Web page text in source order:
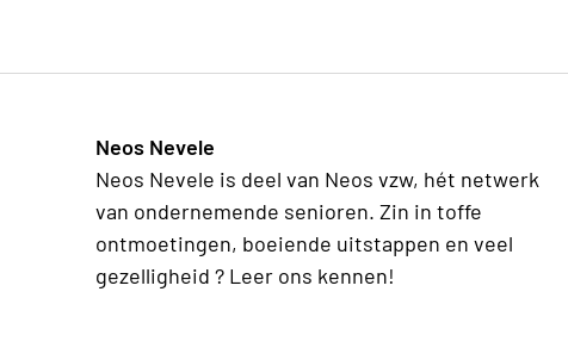
Neos Nevele
Neos Nevele is deel van Neos vzw, hét netwerk
van ondernemende senioren. Zin in toffe
ontmoetingen, boeiende uitstappen en veel
gezelligheid ? Leer ons kennen!